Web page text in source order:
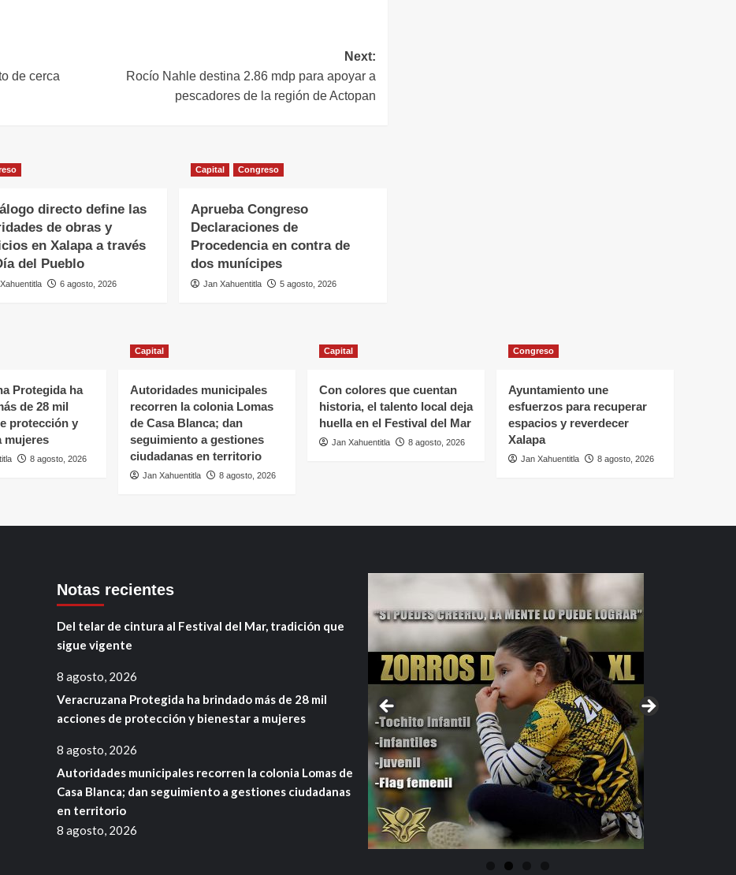
de cerca
Next:
Rocío Nahle destina 2.86 mdp para apoyar a
pescadores de la región de Actopan
directo define las
de obras y
en Xalapa a través
del Pueblo
6 agosto, 2026
Capital Congreso
Aprueba Congreso
Declaraciones de
Procedencia en contra de
dos munícipes
Jan Xahuentitla 5 agosto, 2026
Protegida ha
de 28 mil
protección y
mujeres
8 agosto, 2026
Capital
Autoridades municipales
recorren la colonia Lomas
de Casa Blanca; dan
seguimiento a gestiones
ciudadanas en territorio
Jan Xahuentitla 8 agosto, 2026
Capital
Con colores que cuentan
historia, el talento local deja
huella en el Festival del Mar
Jan Xahuentitla 8 agosto, 2026
Congreso
Ayuntamiento une
esfuerzos para recuperar
espacios y reverdecer
Xalapa
Jan Xahuentitla 8 agosto, 2026
Notas recientes
Del telar de cintura al Festival del Mar, tradición que
sigue vigente
8 agosto, 2026
Veracruzana Protegida ha brindado más de 28 mil
acciones de protección y bienestar a mujeres
8 agosto, 2026
Autoridades municipales recorren la colonia Lomas de
Casa Blanca; dan seguimiento a gestiones ciudadanas
en territorio
8 agosto, 2026